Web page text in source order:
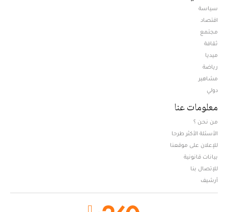
سياسة
اقتصاد
مجتمع
ثقافة
ميديا
رياضة
مشاهير
دولي
معلومات عنا
من نحن ؟
الأسئلة الأكثر طرحا
للإعلان على موقعنا
بيانات قانونية
للإتصال بنا
أرشيف